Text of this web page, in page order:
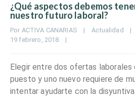
¿Qué aspectos debemos
nuestro futuro laboral?
Por ACTIVA CANARIAS | Actualidad |
19 febrero, 2018 |
Elegir entre dos ofertas laborales
puesto y uno nuevo requiere de
intentar ayudarte con la